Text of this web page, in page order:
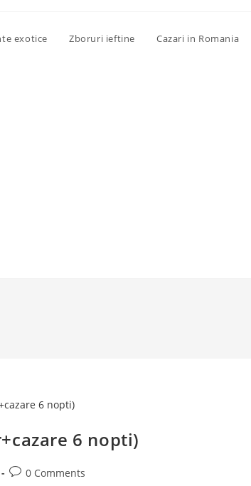
exotice Zboruri ieftine Cazari in Romania
6 nopti)
Post0 Comments